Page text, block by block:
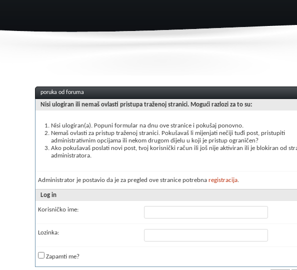
poruka od foruma
Nisi ulogiran ili nemaš ovlasti pristupa traženoj stranici. Mogući razlozi za to su:
Nisi ulogiran(a). Popuni formular na dnu ove stranice i pokušaj ponovno.
Nemaš ovlasti za pristup traženoj stranici. Pokušavaš li mijenjati nečiji tuđi post, pristupiti
administrativnim opcijama ili nekom drugom dijelu u koji je pristup ograničen?
Ako pokušavaš poslati novi post, tvoj korisnički račun ili još nije aktiviran ili je blokiran od
administratora.
Administrator je postavio da je za pregled ove stranice potrebna registracija.
Log in
Korisničko ime:
Lozinka:
Zapamti me?